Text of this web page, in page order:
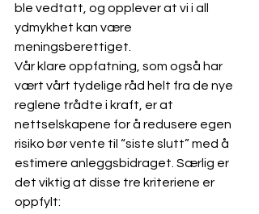
ble vedtatt, og opplever at vi i all
ydmykhet kan være
meningsberettiget.
Vår klare oppfatning, som også har
vært vårt tydelige råd helt fra de nye
reglene trådte i kraft, er at
nettselskapene for å redusere egen
risiko bør vente til “siste slutt” med å
estimere anleggsbidraget. Særlig er
det viktig at disse tre kriteriene er
oppfylt: